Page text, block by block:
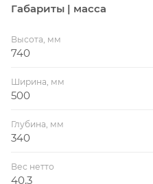
Габариты | масса
Высота, мм
740
Ширина, мм
500
Глубина, мм
340
Вес нетто
40,3